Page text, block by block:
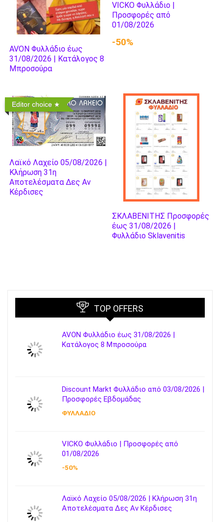
AVON Φυλλάδιο έως
31/08/2026 | Κατάλογος 8
Μπροσούρα
VICKO Φυλλάδιο |
Προσφορές από
01/08/2026
-50%
Editor choice
Λαϊκό Λαχείο 05/08/2026 |
Κλήρωση 31η
Αποτελέσματα Δες Αν
Κέρδισες
ΣΚΛΑΒΕΝΙΤΗΣ Προσφορές
έως 31/08/2026 |
Φυλλάδιο Sklavenitis
TOP OFFERS
AVON Φυλλάδιο έως 31/08/2026 |
Κατάλογος 8 Μπροσούρα
Discount Markt Φυλλάδιο από 03/08/2026 |
Προσφορές Εβδομάδας
ΦΥΛΛΑΔΙΟ
VICKO Φυλλάδιο | Προσφορές από
01/08/2026
-50%
Λαϊκό Λαχείο 05/08/2026 | Κλήρωση 31η
Αποτελέσματα Δες Αν Κέρδισες